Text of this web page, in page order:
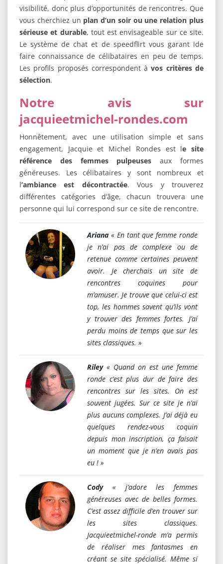
visibilité, donc plus d’opportunités de rencontres. Que
vous cherchiez un plan d’un soir ou une relation plus
sérieuse et durable, tout est envisageable sur ce site.
Le système de chat et de speedflirt vous garant ide
faire connaissance de célibataires en peu de temps.
Les profils proposés correspondent àvos critères de
sélection.
Notre avis sur
jacquieetmichel-rondes.com
Honnêtement, avec une utilisation simple et sans
engagement, Jacquie et Michel Rondes est le site
référence des femmes pulpeuses aux formes
généreuses. Les célibataires y sont nombreux et
l’ambiance est décontractée. Vous y trouverez
différentes catégories d’âge, chacun trouvera une
personne qui lui correspond sur ce site de rencontre.
Ariana « En tant que femme ronde
je n’ai pas de complexe ou de
retenue comme certaines peuvent
avoir. Je cherchais un site de
rencontres coquines pour
m’amuser. Je trouve que celui-ci est
top, les hommes savent qu’ils vont
y trouver des femmes fortes. J’ai
perdu moins de temps que sur les
sites classiques. »
Riley « Quand on est une femme
ronde c’est plus dur de faire des
rencontres sur les sites. On est
souvent jugées. Sur ce site je n’ai
plus aucuns complexes. J’ai déjà eu
quelques rendez-vous coquin
depuis mon inscription, ça faisait
un moment que je n’en avais pas
eu ! »
Cody « j’adore les femmes
généreuses avec de belles formes.
C’est assez difficile d’en trouver sur
les sites classiques.
Jacquieetmichel-ronde m’a permis
de réaliser mes fantasmes en
créant se site spécialisé. Même si